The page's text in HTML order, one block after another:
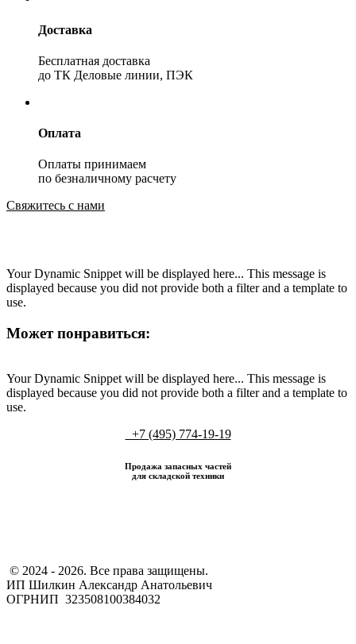
Доставка
Бесплатная доставка
до ТК Деловые линии, ПЭК
Оплата
Оплаты принимаем
по безналичному расчету
Свяжитесь с нами
Your Dynamic Snippet will be displayed here... This message is
displayed because you did not provide both a filter and a template to
use.
Может понравиться:
Your Dynamic Snippet will be displayed here... This message is
displayed because you did not provide both a filter and a template to
use.
+7 (495) 774-19-19
Продажа запасных частей
для складской техники
​ © 2024 - 2026. Все права защищены.
ИП Шилкин Александр Анатольевич
ОГРНИП 323508100384032